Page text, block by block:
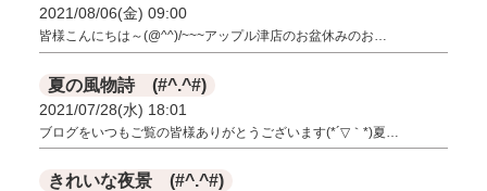
2021/08/06(金) 09:00
皆様こんにちは～(@^^)/~~~アップル津店のお盆休みのお…
夏の風物詩 (#^.^#)
2021/07/28(水) 18:01
ブログをいつもご覧の皆様ありがとうございます(*´▽｀*)夏…
きれいな夜景 (#^.^#)